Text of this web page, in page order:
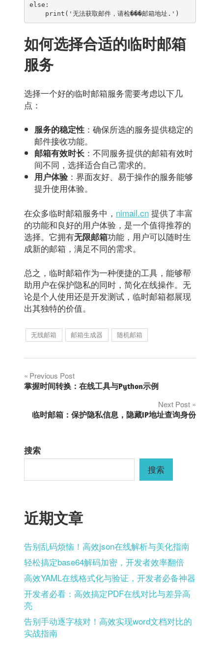
else:
如何选择合适的临时邮箱
服务
选择一个好的临时邮箱服务需要考虑以下几
点：
服务的稳定性 ：确保所选的服务提供稳定的
邮件接收功能。
邮箱有效时长 ：不同服务提供的邮箱有效时
间不同，选择适合自己需求的。
用户体验：界面友好、易于操作的服务能够
提升使用体验。
在众多临时邮箱服务中， nimail.cn 提供了丰富
的功能和良好的用户体验，是一个值得推荐的
选择。它拥有无限邮箱功能，用户可以随时生
成新的邮箱，满足不同的需求。
总之，临时邮箱作为一种便捷的工具，能够帮
助用户在保护隐私的同时，简化在线操作。无
论是个人使用还是开发测试，临时邮箱都展现
出其独特的价值。
无线邮箱 邮箱生成器 随机邮箱
文
导
航
Previous Post
掌握时间转换：在线工具与Python示例
Next Post
临时邮箱：保护隐私信息，隐藏IP地址查询身份
搜索
搜索
近期文章
告别乱码烦恼！高效json在线解析与美化指南
轻松搞定base64解码加密，开发者效率翻倍
高效YAML在线格式化与验证，开发者必备神器
开发者必看：高效搞定PDF在线对比与差异高
亮
告别手动逐字核对！高效实现word文档对比的
实战指南